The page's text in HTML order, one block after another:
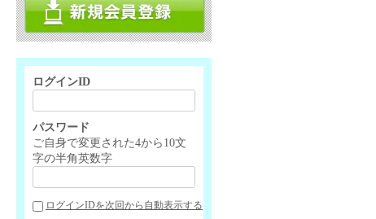
ログインID
パスワード
ご自身で変更された4から10文
字の半角英数字
ログインIDを次回から自動表示する